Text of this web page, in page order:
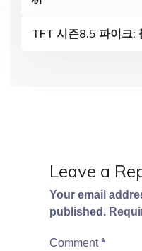
TFT 시즌8.5 파이크:
Leave a
Your email
published.
Comment*